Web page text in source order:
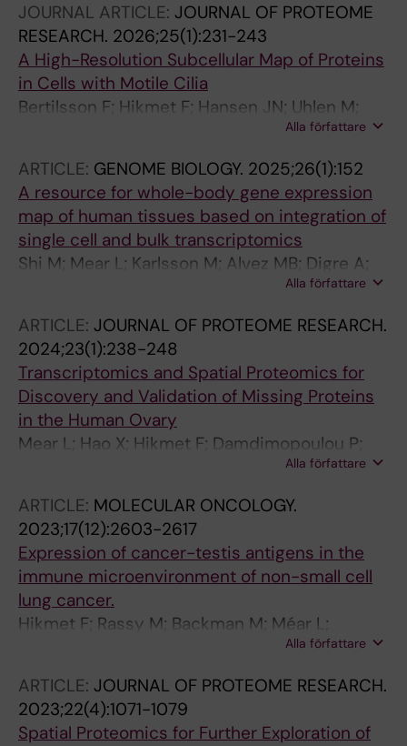
JOURNAL ARTICLE: JOURNAL OF PROTEOME
RESEARCH. 2026;25(1):231-243
A High-Resolution Subcellular Map of Proteins
in Cells with Motile Cilia
Bertilsson F; Hikmet F; Hansen JN; Uhlen M;
Alla författare
ARTICLE: GENOME BIOLOGY. 2025;26(1):152
A resource for whole-body gene expression
map of human tissues based on integration of
single cell and bulk transcriptomics
Shi M; Mear L; Karlsson M; Alvez MB; Digre A;
Schutten R; Katona B; Vuu J; Lindstrom E;
Sjostedt E; Edfors F; Oksvold P; von Feilitzen K;
Zwahlen M; Forsberg M; Johansson F; Mulder
J; Hokfelt T; Luo Y; Butler L; Zhong W;
Mardinoglu A; Sivertsson A; Ponten F;
Fagerberg L; Lindskog C; Uhlen M; Zhang C
Alla författare
ARTICLE: JOURNAL OF PROTEOME RESEARCH.
2024;23(1):238-248
Transcriptomics and Spatial Proteomics for
Discovery and Validation of Missing Proteins
in the Human Ovary
Mear L; Hao X; Hikmet F; Damdimopoulou P;
Rodriguez-Wallberg KA; Lindskog CAlla författare
ARTICLE: MOLECULAR ONCOLOGY.
2023;17(12):2603-2617
Expression of cancer-testis antigens in the
immune microenvironment of non-small cell
lung cancer.
Hikmet F; Rassy M; Backman M; Méar L;
Mattsson JSM; Djureinovic D; Botling J;Alla författare
ARTICLE: JOURNAL OF PROTEOME RESEARCH.
2023;22(4):1071-1079
Spatial Proteomics for Further Exploration of